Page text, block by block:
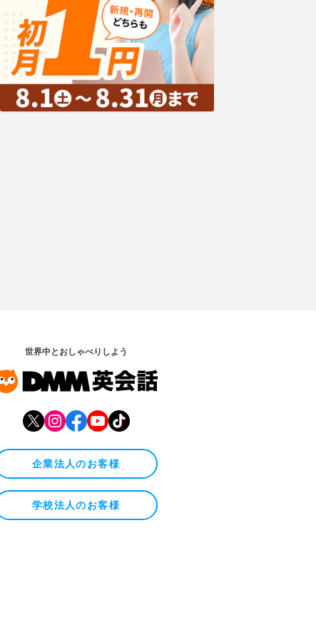
世界中とおしゃべりしよう
企業法人のお客様
学校法人のお客様